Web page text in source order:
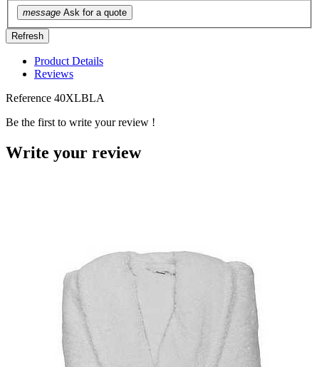
message Ask for a quote
Product Details
Reviews
Reference 40XLBLA
Be the first to write your review !
Write your review